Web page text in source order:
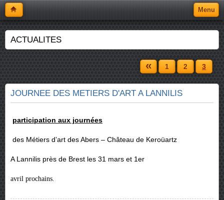
Menu
ACTUALITES
« 1 2 3
JOURNEE DES METIERS D'ART A LANNILIS
participation aux journées
des Métiers d’art des Abers – Château de Keroüartz
A Lannilis près de Brest les 31 mars et 1er
avril prochains.